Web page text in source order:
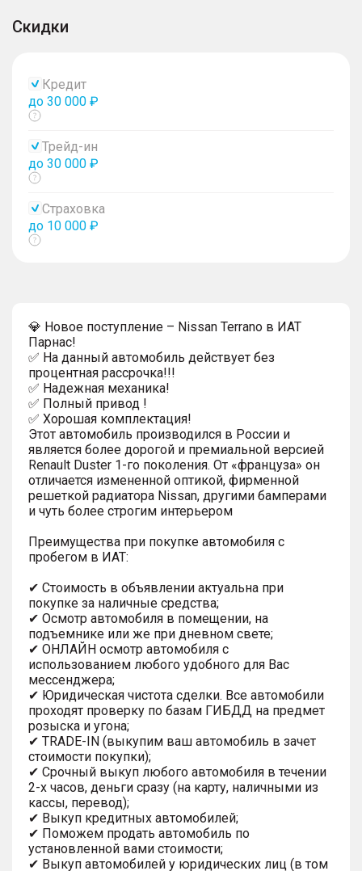
Скидки
Кредит
до 30 000 ₽
Показать
Трейд-ин
до 30 000 ₽
Показать
Страховка
до 10 000 ₽
Показать
💎 Новое поступление – Nissan Terrano в ИАТ
Парнас!
✅ На данный автомобиль действует без
процентная рассрочка!!!
✅ Надежная механика!
✅ Полный привод !
✅ Хорошая комплектация!
Этот автомобиль производился в России и
является более дорогой и премиальной версией
Renault Duster 1-го поколения. От «француза» он
отличается измененной оптикой, фирменной
решеткой радиатора Nissan, другими бамперами
и чуть более строгим интерьером
Преимущества при покупке автомобиля с
пробегом в ИАТ:
✔ Стоимость в объявлении актуальна при
покупке за наличные средства;
✔ Осмотр автомобиля в помещении, на
подъемнике или же при дневном свете;
✔ ОНЛАЙН осмотр автомобиля с
использованием любого удобного для Вас
мессенджера;
✔ Юридическая чистота сделки. Все автомобили
проходят проверку по базам ГИБДД на предмет
розыска и угона;
✔ TRADE-IN (выкупим ваш автомобиль в зачет
стоимости покупки);
✔ Срочный выкуп любого автомобиля в течении
2-х часов, деньги сразу (на карту, наличными из
кассы, перевод);
✔ Выкуп кредитных автомобилей;
✔ Поможем продать автомобиль по
установленной вами стоимости;
✔ Выкуп автомобилей у юридических лиц (в том